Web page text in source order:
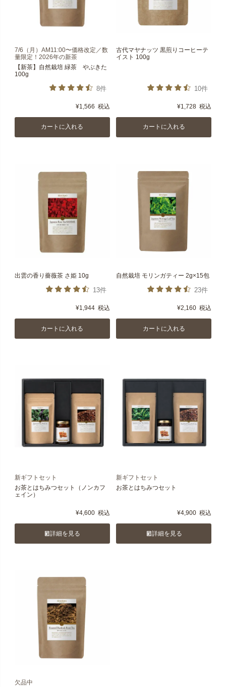
7/6（月）AM11:00〜価格改定／数
量限定！2026年の新茶
【新茶】自然栽培 緑茶 やぶきた
100g
8件
¥1,566 税込
カートに入れる
古代マヤナッツ 黒煎りコーヒーテ
イスト 100g
10件
¥1,728 税込
カートに入れる
出雲の香り薔薇茶 さ姫 10g
13件
¥1,944 税込
カートに入れる
自然栽培 モリンガティー 2g×15包
23件
¥2,160 税込
カートに入れる
新ギフトセット
お茶とはちみつセット（ノンカフ
ェイン）
¥4,600 税込
詳細を見る
新ギフトセット
お茶とはちみつセット
¥4,900 税込
詳細を見る
欠品中